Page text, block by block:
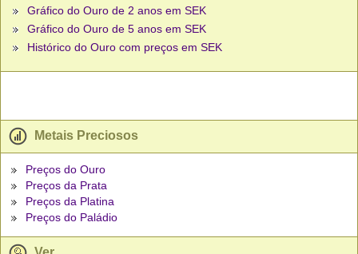
Gráfico do Ouro de 2 anos em SEK
Gráfico do Ouro de 5 anos em SEK
Histórico do Ouro com preços em SEK
Metais Preciosos
Preços do Ouro
Preços da Prata
Preços da Platina
Preços do Paládio